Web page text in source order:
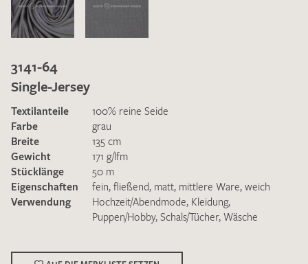
Ich bin damit einverstanden, dass meine angegebenen Daten
zur Beantwortung meiner Musteranfrage genutzt werden.
DieDatenschutzbestimmungenhabe ich zur Kenntnis
genommen und akzeptiere diese.
3141-64
Single-Jersey
Textilanteile
100% reine Seide
Farbe
grau
Breite
135 cm
Gewicht
171 g/lfm
Stücklänge
50 m
Eigenschaften
fein, fließend, matt, mittlere Ware, weich
Verwendung
Hochzeit/Abendmode, Kleidung,
Puppen/Hobby, Schals/Tücher, Wäsche